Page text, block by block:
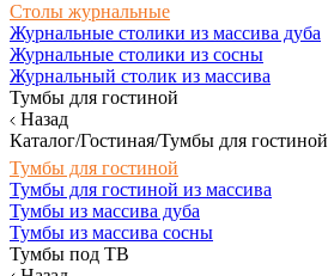
Столы журнальные
Журнальные столики из массива дуба
Журнальные столики из сосны
Журнальный столик из массива
Тумбы для гостиной
Назад
Каталог/Гостиная/Тумбы для гостиной
Тумбы для гостиной
Тумбы для гостиной из массива
Тумбы из массива дуба
Тумбы из массива сосны
Тумбы под ТВ